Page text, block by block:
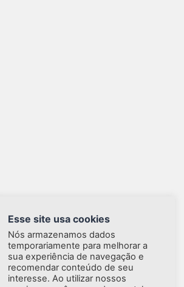
Esse site usa cookies
Nós armazenamos dados
temporariamente para melhorar a
sua experiência de navegação e
recomendar conteúdo de seu
interesse. Ao utilizar nossos